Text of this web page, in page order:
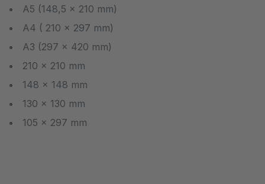
A5 (148,5 x 210 mm)
A4 ( 210 x 297 mm)
A3 (297 x 420 mm)
210 x 210 mm
148 x 148 mm
130 x 130 mm
105 x 297 mm